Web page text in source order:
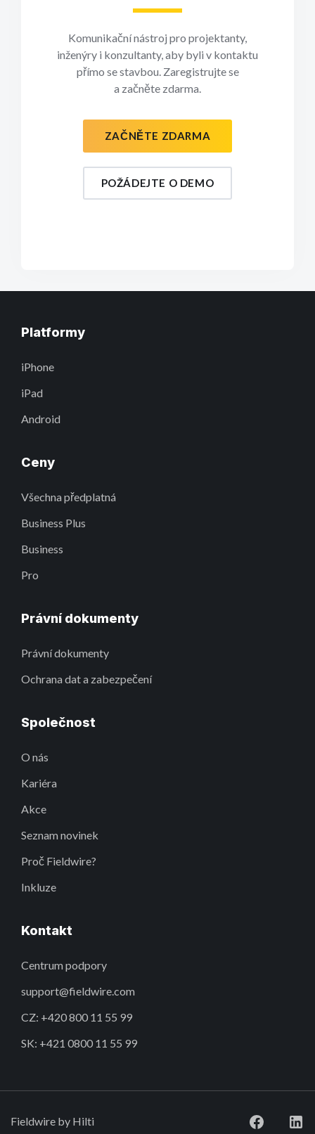
Komunikační nástroj pro projektanty,
inženýry i konzultanty, aby byli v kontaktu
přímo se stavbou. Zaregistrujte se
a začněte zdarma.
ZAČNĚTE ZDARMA
POŽÁDEJTE O DEMO
Platformy
iPhone
iPad
Android
Ceny
Všechna předplatná
Business Plus
Business
Pro
Právní dokumenty
Právní dokumenty
Ochrana dat a zabezpečení
Společnost
O nás
Kariéra
Akce
Seznam novinek
Proč Fieldwire?
Inkluze
Kontakt
Centrum podpory
support@fieldwire.com
CZ: +420 800 11 55 99
SK: +421 0800 11 55 99
Fieldwire by Hilti